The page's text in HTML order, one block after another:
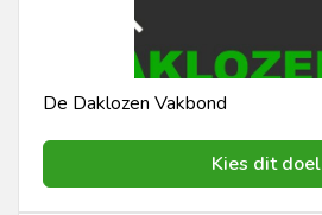
De Daklozen Vakbond
Kies dit doel